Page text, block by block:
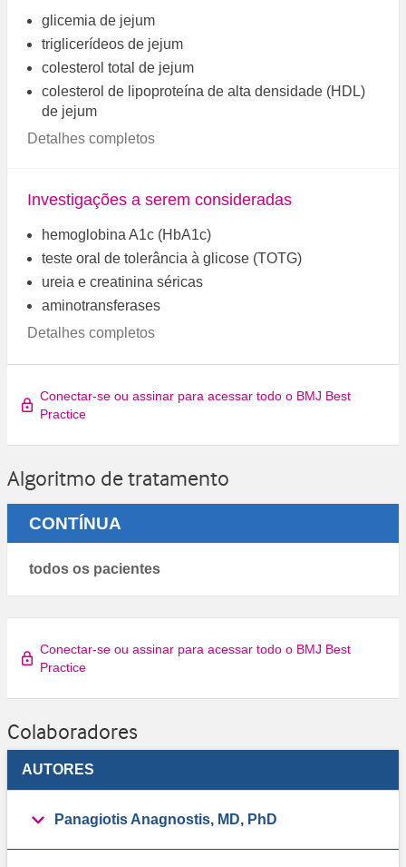
glicemia de jejum
triglicerídeos de jejum
colesterol total de jejum
colesterol de lipoproteína de alta densidade (HDL)
de jejum
Detalhes completos
Investigações a serem consideradas
hemoglobina A1c (HbA1c)
teste oral de tolerância à glicose (TOTG)
ureia e creatinina séricas
aminotransferases
Detalhes completos
Conectar-se ou assinar para acessar todo o BMJ Best
Practice
Algoritmo de tratamento
CONTÍNUA
todos os pacientes
Conectar-se ou assinar para acessar todo o BMJ Best
Practice
Colaboradores
AUTORES
Panagiotis Anagnostis, MD, PhD